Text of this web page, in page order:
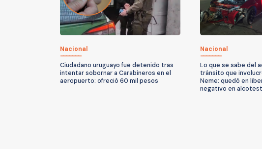
Nacional
Ciudadano uruguayo fue detenido tras
intentar sobornar a Carabineros en el
aeropuerto: ofreció 60 mil pesos
Nacional
Lo que se sabe del
tránsito que
Neme: quedó en
negativo en